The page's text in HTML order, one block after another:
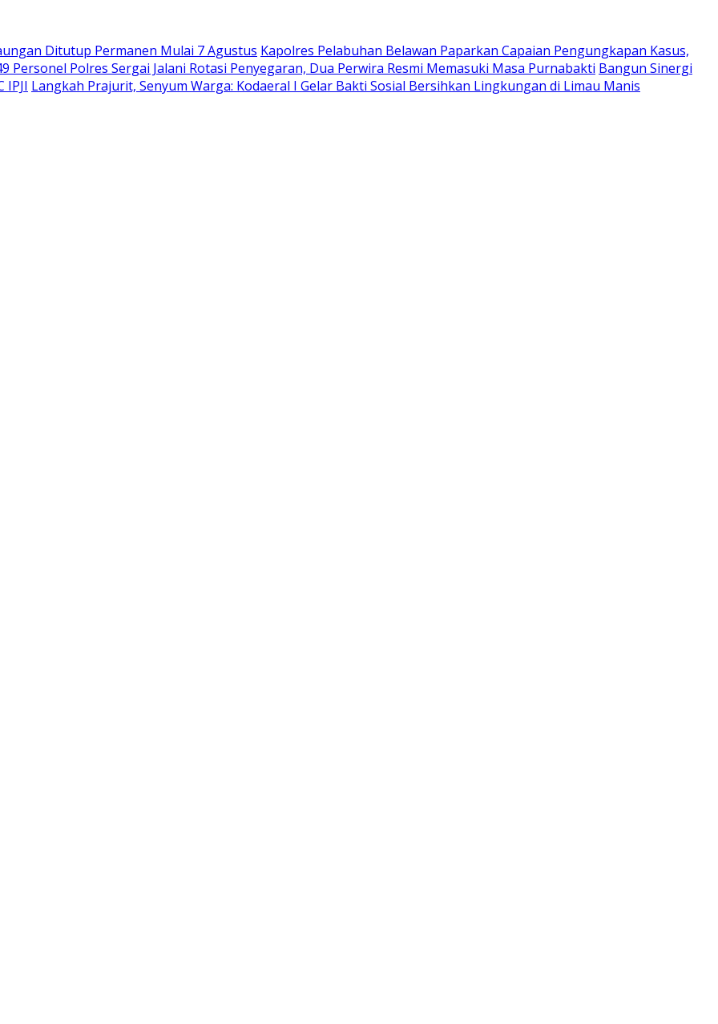
Ditutup Permanen Mulai 7 Agustus Kapolres Pelabuhan Belawan Paparkan Capaian Pengungkapan Kasus,
Personel Polres Sergai Jalani Rotasi Penyegaran, Dua Perwira Resmi Memasuki Masa Purnabakti Bangun Sinergi
IPJI Langkah Prajurit, Senyum Warga: Kodaeral I Gelar Bakti Sosial Bersihkan Lingkungan di Limau Manis